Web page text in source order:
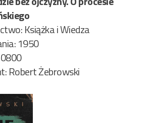
Książka i Wiedza
1950
Robert Żebrowski